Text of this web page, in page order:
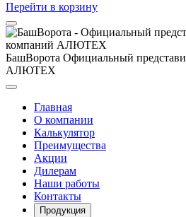
Перейти в корзину
БашВорота Официальный
АЛЮТЕХ
Главная
О компании
Калькулятор
Преимущества
Акции
Дилерам
Наши работы
Контакты
Продукция